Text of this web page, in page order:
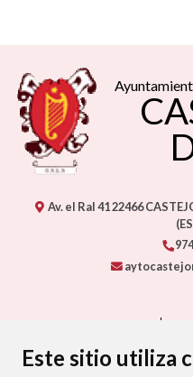
Este sitio utiliza
Av. el Ral 4122466
PROTECCIÓN DE